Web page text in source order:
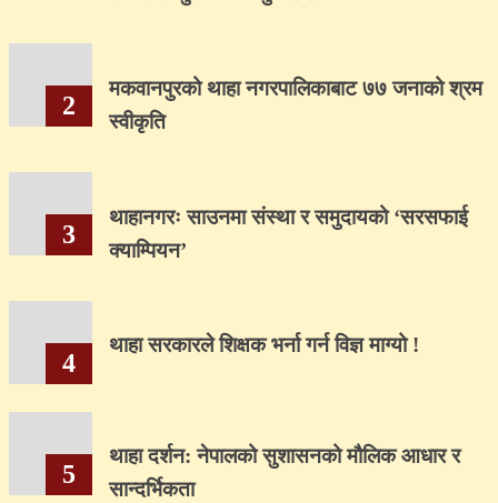
2
मकवानपुरको थाहा नगरपालिकाबाट ७७ जनाको श्रम
स्वीकृति
3
थाहानगरः साउनमा संस्था र समुदायको ‘सरसफाई
क्याम्पियन’
4
थाहा सरकारले शिक्षक भर्ना गर्न विज्ञ माग्यो !
5
थाहा दर्शन: नेपालको सुशासनको मौलिक आधार र
सान्दर्भिकता